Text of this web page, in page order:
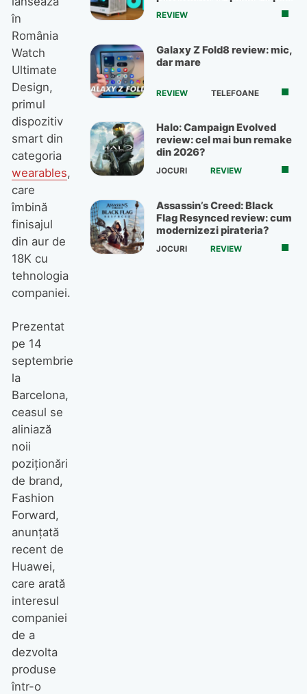
în
România
Watch
Ultimate
Design,
primul
dispozitiv
smart din
categoria
wearables,
care
îmbină
finisajul
din aur de
18K cu
tehnologia
companiei.
Prezentat
pe 14
septembrie
la
Barcelona,
ceasul se
aliniază
noii
poziționări
de brand,
Fashion
Forward,
anunțată
recent de
Huawei,
care arată
interesul
companiei
de a
dezvolta
produse
într-o
OLX
REVIEW
Galaxy Z Fold8 review: mic,
dar mare
REVIEW TELEFOANE
Halo: Campaign Evolved
review: cel mai bun remake
din 2026?
JOCURI REVIEW
Assassin’s Creed: Black
Flag Resynced review: cum
modernizezi pirateria?
JOCURI REVIEW